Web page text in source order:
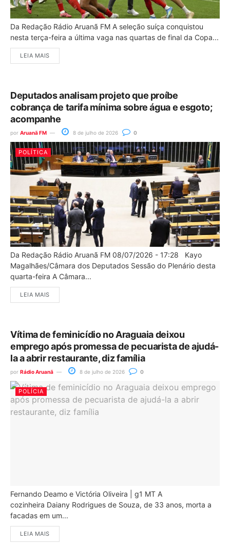
Da Redação Rádio Aruanã FM A seleção suíça conquistou
nesta terça-feira a última vaga nas quartas de final da Copa...
LEIA MAIS
Deputados analisam projeto que proíbe
cobrança de tarifa mínima sobre água e esgoto;
acompanhe
por Aruanã FM 8 de julho de 2026 0
POLÍTICA
Da Redação Rádio Aruanã FM 08/07/2026 - 17:28 Kayo
Magalhães/Câmara dos Deputados Sessão do Plenário desta
quarta-feira A Câmara...
LEIA MAIS
Vítima de feminicídio no Araguaia deixou
emprego após promessa de pecuarista de ajudá-
la a abrir restaurante, diz família
por Rádio Aruanã 8 de julho de 2026 0
POLÍCIA
Fernando Deamo e Victória Oliveira | g1 MT A
cozinheira Daiany Rodrigues de Souza, de 33 anos, morta a
facadas em um...
LEIA MAIS